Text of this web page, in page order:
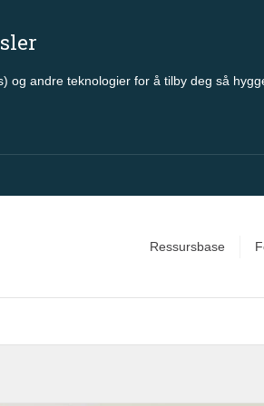
og andre teknologier for å tilby deg så
Ressursbase